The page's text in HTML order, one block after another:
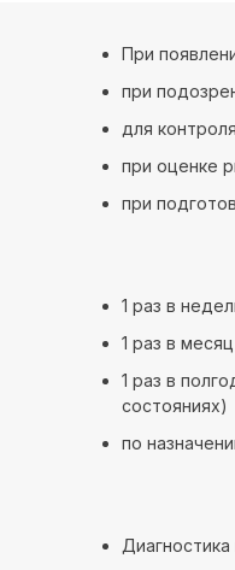
При
при
для
при оценке
при
1 раз в
1 раз в
1 раз в
состояниях)
по